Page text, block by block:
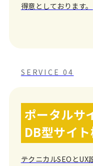
得意としております。
SERVICE 04
ポータルサ
DB型サイ
テクニカルSEOとUX